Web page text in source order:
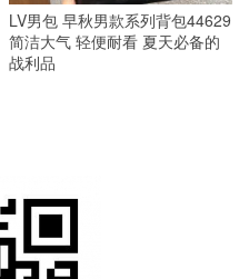
LV男包 早秋男款系列背包44629
简洁大气 轻便耐看 夏天必备的
战利品